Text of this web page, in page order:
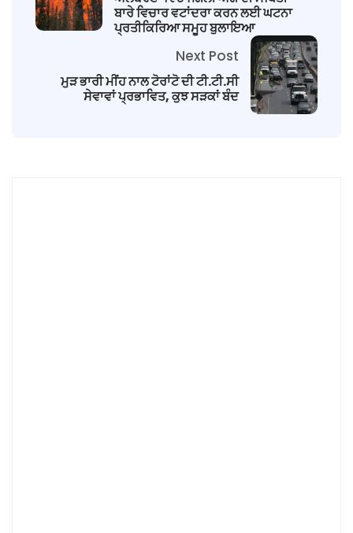
ਬਾਰੇ ਵਿਚਾਰ ਵਟਾਂਦਰਾ ਕਰਨ ਲਈ ਘਟਨਾ
ਪ੍ਰਤੀਕਿਰਿਆ ਸਮੂਹ ਬੁਲਾਇਆ
Next Post
ਮੁੜ ਭਾਰੀ ਮੀਂਹ ਨਾਲ ਟੋਰਾਂਟੋ ਦੀ ਟੀ.ਟੀ.ਸੀ
ਸੇਵਾਵਾਂ ਪ੍ਰਭਾਵਿਤ, ਕੁਝ ਸੜਕਾਂ ਬੰਦ